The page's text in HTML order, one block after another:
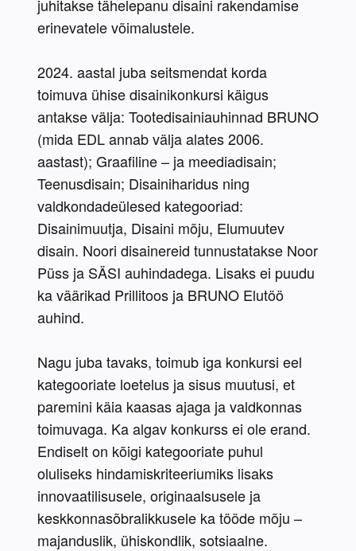
juhitakse tähelepanu disaini rakendamise
erinevatele võimalustele.
2024. aastal juba seitsmendat korda
toimuva ühise disainikonkursi käigus
antakse välja: Tootedisainiauhinnad BRUNO
(mida EDL annab välja alates 2006.
aastast); Graafiline – ja meediadisain;
Teenusdisain; Disainiharidus ning
valdkondadeülesed kategooriad:
Disainimuutja, Disaini mõju, Elumuutev
disain. Noori disainereid tunnustatakse Noor
Püss ja SÄSI auhindadega. Lisaks ei puudu
ka väärikad Prillitoos ja BRUNO Elutöö
auhind.
Nagu juba tavaks, toimub iga konkursi eel
kategooriate loetelus ja sisus muutusi, et
paremini käia kaasas ajaga ja valdkonnas
toimuvaga. Ka algav konkurss ei ole erand.
Endiselt on kõigi kategooriate puhul
oluliseks hindamiskriteeriumiks lisaks
innovaatilisusele, originaalsusele ja
keskkonnasõbralikkusele ka tööde mõju –
majanduslik, ühiskondlik, sotsiaalne.